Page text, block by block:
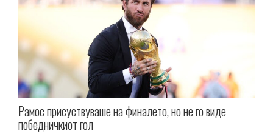
Рамос присуствуваше на финалето, но не го виде
победничкиот гол